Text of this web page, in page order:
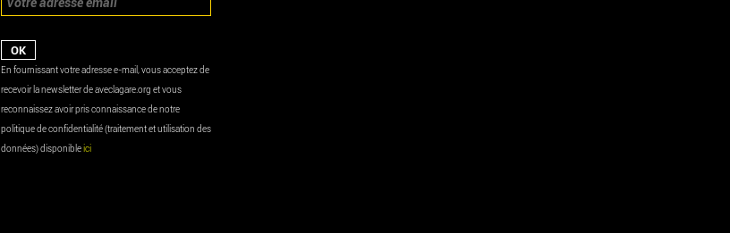
En fournissant votre adresse e-mail, vous acceptez de
recevoir la newsletter de aveclagare.org et vous
reconnaissez avoir pris connaissance de notre
politique de confidentialité (traitement et utilisation des
données) disponibleici